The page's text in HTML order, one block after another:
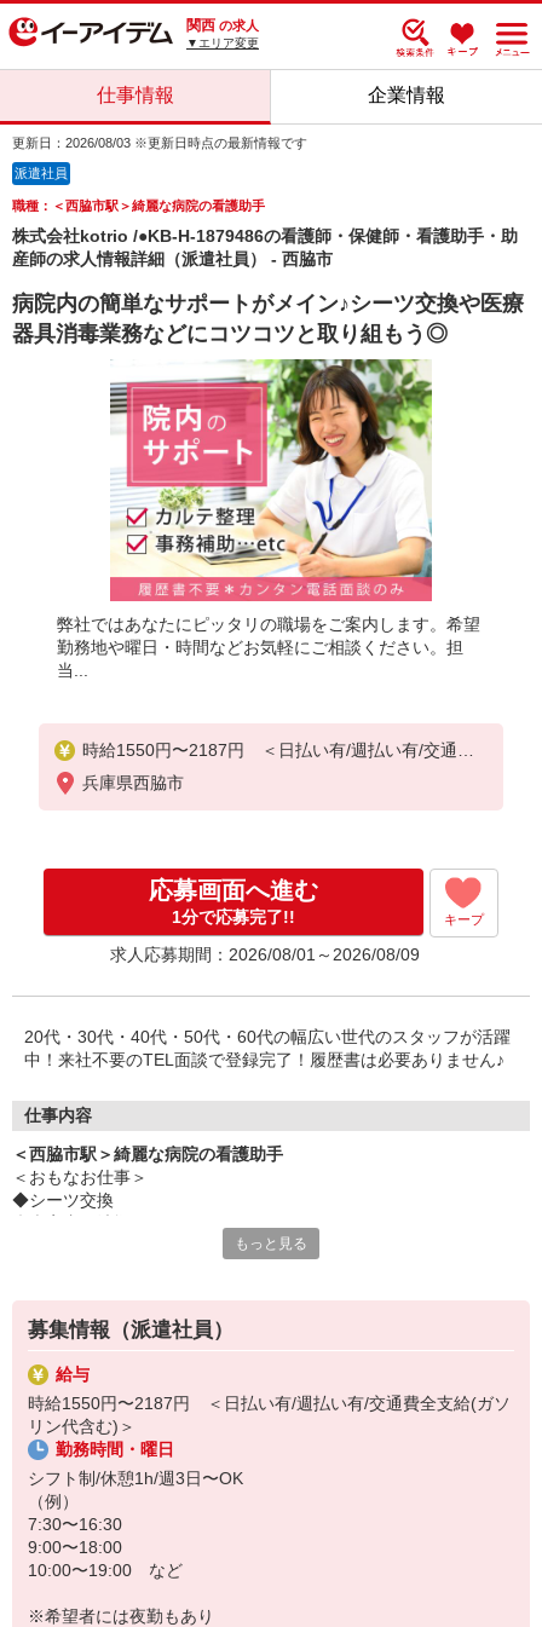
関西 の求人
▼エリア変更
仕事情報 企業情報
更新日：2026/08/03 ※更新日時点の最新情報です
派遣社員
職種：＜西脇市駅＞綺麗な病院の看護助手
株式会社kotrio /●KB-H-1879486の看護師・保健師・看護助手・助
産師の求人情報詳細（派遣社員） - 西脇市
病院内の簡単なサポートがメイン♪シーツ交換や医療
器具消毒業務などにコツコツと取り組もう◎
弊社ではあなたにピッタリの職場をご案内します。希望
勤務地や曜日・時間などお気軽にご相談ください。担
当...
時給1550円〜2187円 ＜日払い有/週払い有/交通費
全支給(ガソリン代含む)＞
兵庫県西脇市
応募画面へ進む
1分で応募完了!! キープ
求人応募期間：2026/08/01～2026/08/09
20代・30代・40代・50代・60代の幅広い世代のスタッフが活躍
中！来社不要のTEL面談で登録完了！履歴書は必要ありません♪
仕事内容
＜西脇市駅＞綺麗な病院の看護助手
＜おもなお仕事＞
◆シーツ交換
シンプルな業務ばかりで未経験でも問題なし！
職場はおもに地域の方々が通う病院◎
バタバタと忙しく動き回るような忙しさは基本的にありません！
マイペースにコツコツと業務に取り組める環境です♪
もっと見る
募集情報（派遣社員）
給与
時給1550円〜2187円 ＜日払い有/週払い有/交通費全支給(ガソ
リン代含む)＞
勤務時間・曜日
シフト制/休憩1h/週3日〜OK
（例）
7:30〜16:30
9:00〜18:00
10:00〜19:00 など
※希望者には夜勤もあり